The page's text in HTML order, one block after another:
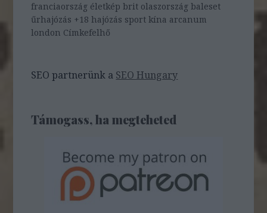
franciaország életkép brit olaszország baleset
űrhajózás +18 hajózás sport kína arcanum
london Címkefelhő
SEO partnerünk a SEO Hungary
Támogass, ha megteheted